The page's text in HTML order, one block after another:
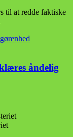
til at redde faktiske
åndelig